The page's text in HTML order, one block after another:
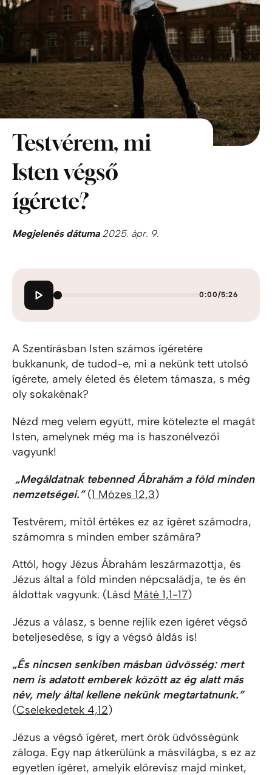
Testvérem, mi
Isten végső
ígérete?
Megjelenés dátuma2025. ápr. 9.
0:00/5:26
A Szentírásban Isten számos ígéretére
bukkanunk, de tudod-e, mi a nekünk tett utolsó
ígérete, amely életed és életem támasza, s még
oly sokakénak?
Nézd meg velem együtt, mire kötelezte el magát
Isten, amelynek még ma is haszonélvezői
vagyunk!
„Megáldatnak tebenned Ábrahám a föld minden
nemzetségei.”(1 Mózes 12,3)
Testvérem, mitől értékes ez az ígéret számodra,
számomra s minden ember számára?
Attól, hogy Jézus Ábrahám leszármazottja, és
Jézus által a föld minden népcsaládja, te és én
áldottak vagyunk. (Lásd Máté 1,1-17)
Jézus a válasz, s benne rejlik ezen ígéret végső
beteljesedése, s így a végső áldás is!
„És nincsen senkiben másban üdvösség: mert
nem is adatott emberek között az ég alatt más
név, mely által kellene nekünk megtartatnunk.”
(Cselekedetek 4,12)
Jézus a végső ígéret, mert örök üdvösségünk
záloga. Egy nap átkerülünk a másvilágba, s ez az
egyetlen ígéret, amelyik előrevisz majd minket,